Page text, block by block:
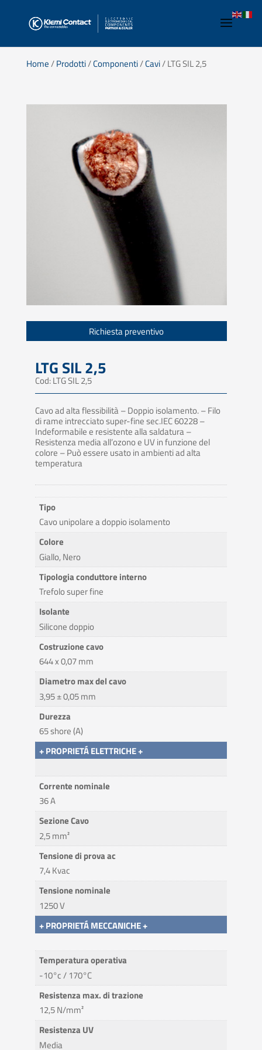
Home/Prodotti/Componenti/Cavi/ LTG SIL 2,5
Richiesta preventivo
LTG SIL 2,5
Cod: LTG SIL 2,5
Cavo ad alta flessibilità – Doppio isolamento. – Filo
di rame intrecciato super-fine sec.IEC 60228 –
Indeformabile e resistente alla saldatura –
Resistenza media all’ozono e UV in funzione del
colore – Può essere usato in ambienti ad alta
temperatura
Tipo
Cavo unipolare a doppio isolamento
Colore
Giallo, Nero
Tipologia conduttore interno
Trefolo super fine
Isolante
Silicone doppio
Costruzione cavo
644 x 0,07 mm
Diametro max del cavo
3,95 ± 0,05 mm
Durezza
65 shore (A)
+ PROPRIETÁ ELETTRICHE +
Corrente nominale
36 A
Sezione Cavo
2,5 mm²
Tensione di prova ac
7,4 Kvac
Tensione nominale
1250 V
+ PROPRIETÁ MECCANICHE +
Temperatura operativa
-10°c / 170°C
Resistenza max. di trazione
12,5 N/mm²
Resistenza UV
Media